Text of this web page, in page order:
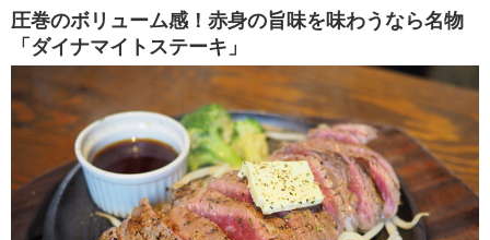
圧巻のボリューム感！赤身の旨味を味わうなら名物
「ダイナマイトステーキ」